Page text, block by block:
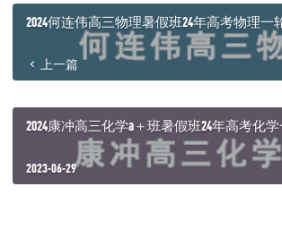
2024何连伟高三物理暑假班24年高考物理一
上一篇
2024康冲高三化学a＋班暑假班24年高考化
2023-06-29